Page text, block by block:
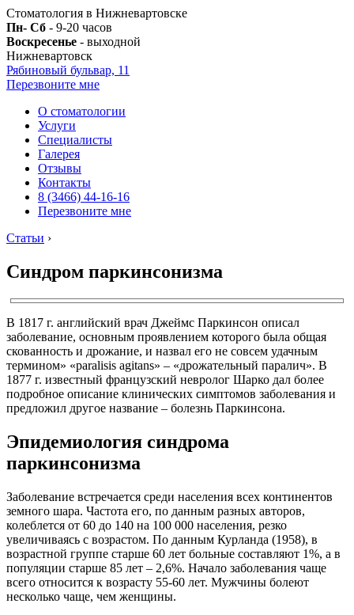
Стоматология в Нижневартовске
Пн- Сб - 9-20 часов
Воскресенье - выходной
Нижневартовск
Рябиновый бульвар, 11
Перезвоните мне
О стоматологии
Услуги
Специалисты
Галерея
Отзывы
Контакты
8 (3466) 44-16-16
Перезвоните мне
Статьи ›
Синдром паркинсонизма
В 1817 г. английский врач Джеймс Паркинсон описал
заболевание, основным проявлением которого была общая
скованность и дрожание, и назвал его не совсем удачным
термином» «paralisis agitans» – «дрожательный паралич». В
1877 г. известный французский невролог Шарко дал более
подробное описание клинических симптомов заболевания и
предложил другое название – болезнь Паркинсона.
Эпидемиология синдрома
паркинсонизма
Заболевание встречается среди населения всех континентов
земного шара. Частота его, по данным разных авторов,
колеблется от 60 до 140 на 100 000 населения, резко
увеличиваясь с возрастом. По данным Курланда (1958), в
возрастной группе старше 60 лет больные составляют 1%, а в
популяции старше 85 лет – 2,6%. Начало заболевания чаще
всего относится к возрасту 55-60 лет. Мужчины болеют
несколько чаще, чем женщины.